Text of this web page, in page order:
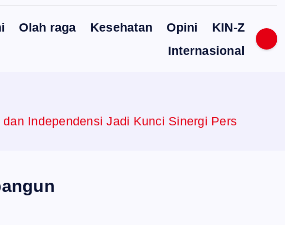
Olah raga Kesehatan Opini
KIN-Z
Internasional
Independensi Jadi Kunci Sinergi Pers